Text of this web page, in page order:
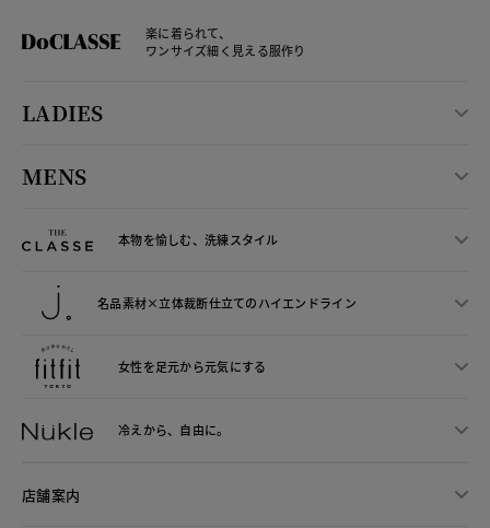
楽に着られて、
ワンサイズ細く見える服作り
LADIES
MENS
本物を愉しむ、洗練スタイル
名品素材×立体裁断仕立てのハイエンドライン
女性を足元から元気にする
冷えから、 自由に。
店舗案内